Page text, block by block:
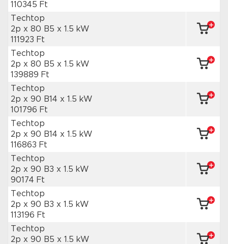
110345 Ft
Techtop
2p x 80 B5 x 1.5 kW
111923 Ft
Techtop
2p x 80 B5 x 1.5 kW
139889 Ft
Techtop
2p x 90 B14 x 1.5 kW
101796 Ft
Techtop
2p x 90 B14 x 1.5 kW
116863 Ft
Techtop
2p x 90 B3 x 1.5 kW
90174 Ft
Techtop
2p x 90 B3 x 1.5 kW
113196 Ft
Techtop
2p x 90 B5 x 1.5 kW